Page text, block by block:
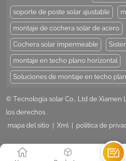
soporte de poste solar ajustable
montaje de cochera solar de acero
Cochera solar impermeable
montaje en techo plano horizontal
Soluciones de montaje en techo
© Tecnología solar Co., Ltd de
los derechos .
mapa del sitio
Xml política de